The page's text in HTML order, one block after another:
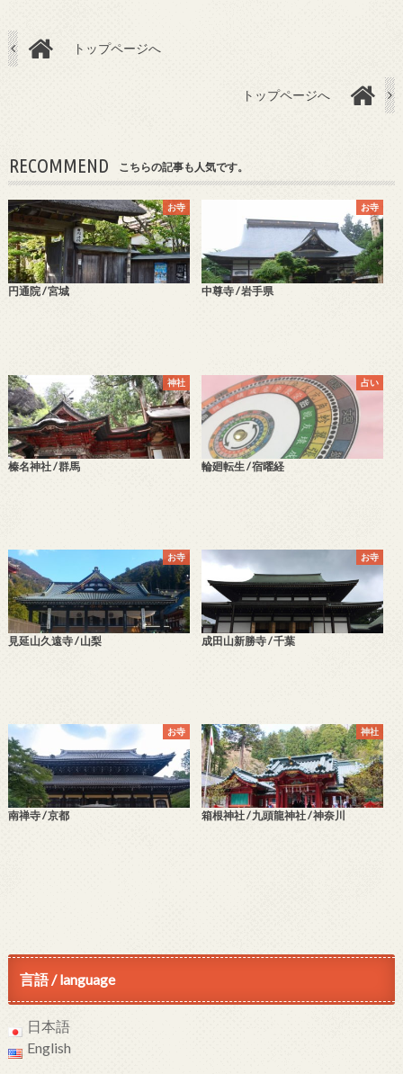
トップページへ
トップページへ
RECOMMEND こちらの記事も人気です。
お寺
円通院 / 宮城
お寺
中尊寺 / 岩手県
神社
榛名神社 / 群馬
占い
輪廻転生 / 宿曜経
お寺
見延山久遠寺 / 山梨
お寺
成田山新勝寺 / 千葉
お寺
南禅寺 / 京都
神社
箱根神社 / 九頭龍神社 / 神奈川
言語 / language
日本語
English